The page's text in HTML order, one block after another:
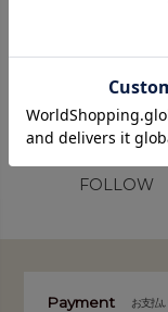
FOLLOW
Payment お支払